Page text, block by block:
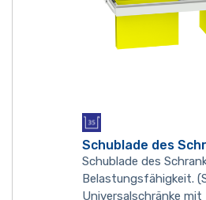
Schublade des
Schublade des
Belastungsfähigkeit.
Universalschränke mit